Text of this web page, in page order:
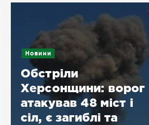
Новини
Обстріли
Херсонщини: ворог
атакував 48 міст і
сіл, є загиблі та